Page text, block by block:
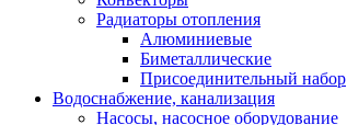
Радиаторы отопления
Алюминиевые
Биметаллические
Присоединительный набор
Водоснабжение, канализация
Насосы, насосное оборудование